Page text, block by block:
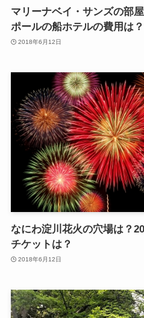
マリーナベイ・サンズの部
ポールの船ホテルの費用は？
2018年6月12日
なにわ淀川花火の穴場は？
チケットは？
2018年6月12日